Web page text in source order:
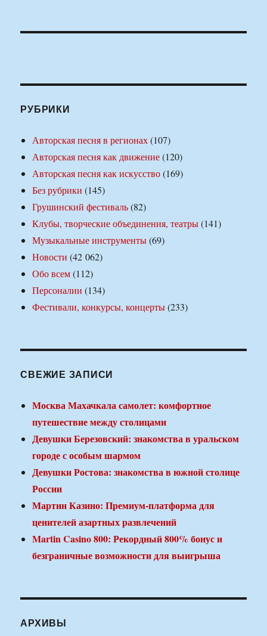
РУБРИКИ
Авторская песня в регионах(107)
Авторская песня как движение(120)
Авторская песня как искусство(169)
Без рубрики (145)
Грушинский фестиваль(82)
Клубы, творческие объединения, театры(141)
Музыкальные инструменты(69)
Новости (42 062)
Обо всем(112)
Персоналии (134)
Фестивали, конкурсы, концерты(233)
СВЕЖИЕ ЗАПИСИ
Москва Махачкала самолет: комфортное
путешествие между столицами
Девушки Березовский: знакомства в уральском
городе с особым шармом
Девушки Ростова: знакомства в южной столице
России
Мартин Казино: Премиум-платформа для
ценителей азартных развлечений
Martin Casino 800: Рекордный 800% бонус и
безграничные возможности для выигрыша
АРХИВЫ